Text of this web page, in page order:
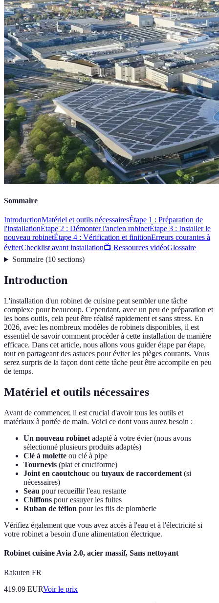
Sommaire
IntroductionMatériel et outils nécessairesÉtape 1 : Préparation de
l'installationÉtape 2 : Démonter l'ancien robinetÉtape 3 : Installer le
nouveau robinetÉtape 4 : Vérification et finitionErreurs courantes à
éviterChecklist avant installation📺 Ressources vidéoGlossaire
Sommaire(10 sections)
Introduction
L'installation d'un robinet de cuisine peut sembler une tâche
complexe pour beaucoup. Cependant, avec un peu de préparation et
les bons outils, cela peut être réalisé rapidement et sans stress. En
2026, avec les nombreux modèles de robinets disponibles, il est
essentiel de savoir comment procéder à cette installation de manière
efficace. Dans cet article, nous allons vous guider étape par étape,
tout en partageant des astuces pour éviter les pièges courants. Vous
serez surpris de la façon dont cette tâche peut être accomplie en peu
de temps.
Matériel et outils nécessaires
Avant de commencer, il est crucial d'avoir tous les outils et
matériaux à portée de main. Voici ce dont vous aurez besoin :
Un nouveau robinet adapté à votre évier (nous avons
sélectionné plusieurs produits adaptés)
Clé à molette ou clé à pipe
Tournevis (plat et cruciforme)
Joint en caoutchouc ou tuyaux de raccordement (si
nécessaires)
Seau pour recueillir l'eau restante
Chiffons pour essuyer les fuites
Ruban de téflon pour les fils de plomberie
Vérifiez également que vous avez accès à l'eau et à l'électricité si
votre robinet a besoin d'une alimentation électrique.
Robinet cuisine Avia 2.0, acier massif, Sans nettoyant
Rakuten FR
419.09 EURVoir le prix